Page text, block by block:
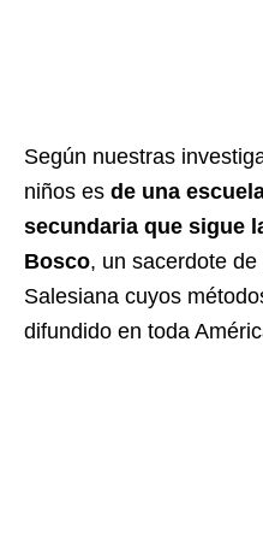
Según nuestras
niños es de una
secundaria que sigue
Bosco, un sacerdote
Salesiana cuyos
difundido en toda